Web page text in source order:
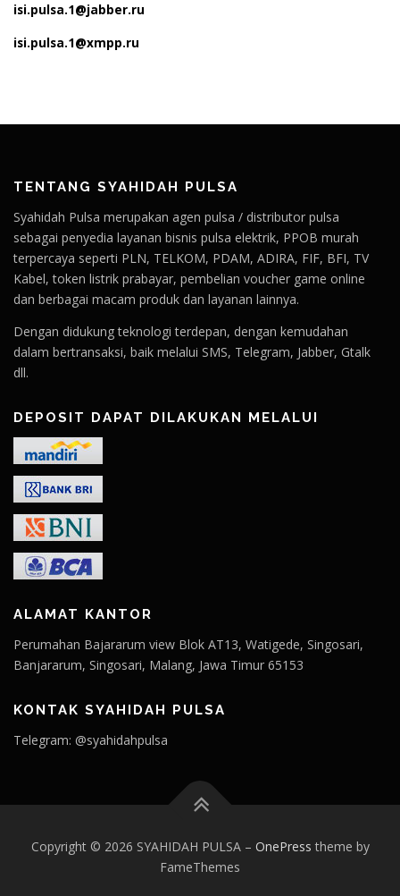
isi.pulsa.1@jabber.ru
isi.pulsa.1@xmpp.ru
TENTANG SYAHIDAH PULSA
Syahidah Pulsa merupakan agen pulsa / distributor pulsa
sebagai penyedia layanan bisnis pulsa elektrik, PPOB murah
terpercaya seperti PLN, TELKOM, PDAM, ADIRA, FIF, BFI, TV
Kabel, token listrik prabayar, pembelian voucher game online
dan berbagai macam produk dan layanan lainnya.
Dengan didukung teknologi terdepan, dengan kemudahan
dalam bertransaksi, baik melalui SMS, Telegram, Jabber, Gtalk
dll.
DEPOSIT DAPAT DILAKUKAN MELALUI
ALAMAT KANTOR
Perumahan Bajararum view Blok AT13, Watigede, Singosari,
Banjararum, Singosari, Malang, Jawa Timur 65153
KONTAK SYAHIDAH PULSA
Telegram: @syahidahpulsa
Copyright © 2026 SYAHIDAH PULSA – OnePress theme by
FameThemes